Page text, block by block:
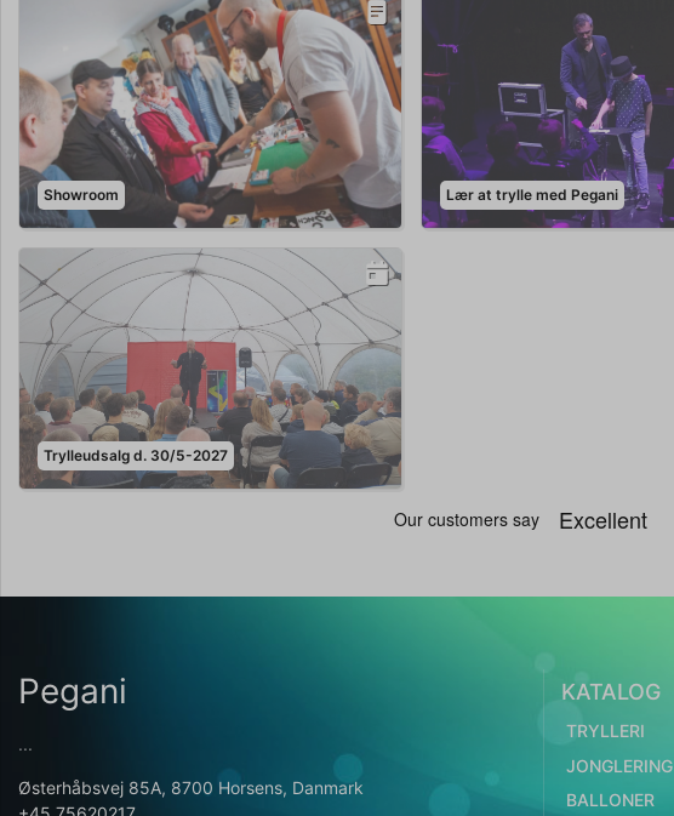
Showroom Lær at trylle med Pegani
Trylleudsalg d. 30/5-2027
Pegani
...
Østerhåbsvej 85A, 8700 Horsens, Danmark
KATALOG
TRYLLERI
JONGLERING
BALLONER